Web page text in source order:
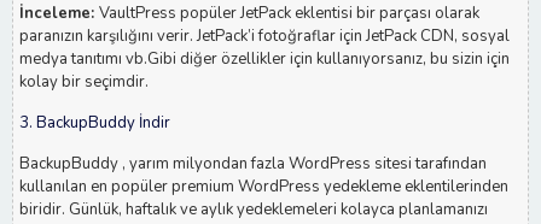
İnceleme: VaultPress popüler JetPack eklentisi bir parçası olarak
paranızın karşılığını verir. JetPack’i fotoğraflar için JetPack CDN, sosyal
medya tanıtımı vb.Gibi diğer özellikler için kullanıyorsanız, bu sizin için
kolay bir seçimdir.
3. BackupBuddy İndir
BackupBuddy , yarım milyondan fazla WordPress sitesi tarafından
kullanılan en popüler premium WordPress yedekleme eklentilerinden
biridir. Günlük, haftalık ve aylık yedeklemeleri kolayca planlamanızı